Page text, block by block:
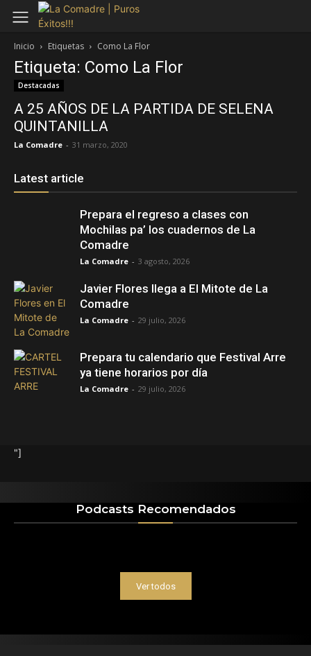
Inicio Etiquetas Como La Flor
Etiqueta: Como La Flor
Destacadas
A 25 AÑOS DE LA PARTIDA DE SELENA
QUINTANILLA
La Comadre - 31 marzo, 2020
Latest article
Prepara el regreso a clases con
Mochilas pa’ los cuadernos de La
Comadre
La Comadre - 3 agosto, 2026
Javier Flores llega a El Mitote de La
Comadre
La Comadre - 29 julio, 2026
Prepara tu calendario que Festival Arre
ya tiene horarios por día
La Comadre - 29 julio, 2026
"]
Podcasts Recomendados
Ver todos